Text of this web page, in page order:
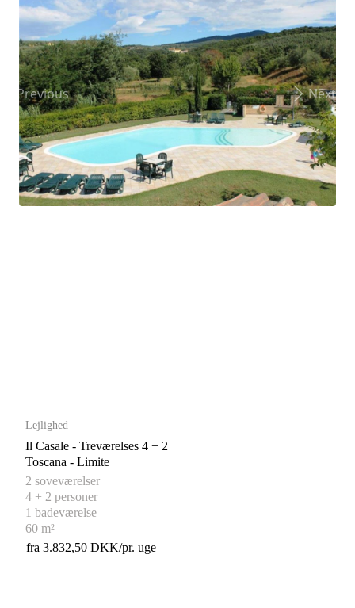
Previous Next
Lejlighed
Il Casale - Treværelses 4 + 2
Toscana - Limite
2 soveværelser
4 + 2 personer
1 badeværelse
60 m²
fra 3.832,50 DKK/pr. uge